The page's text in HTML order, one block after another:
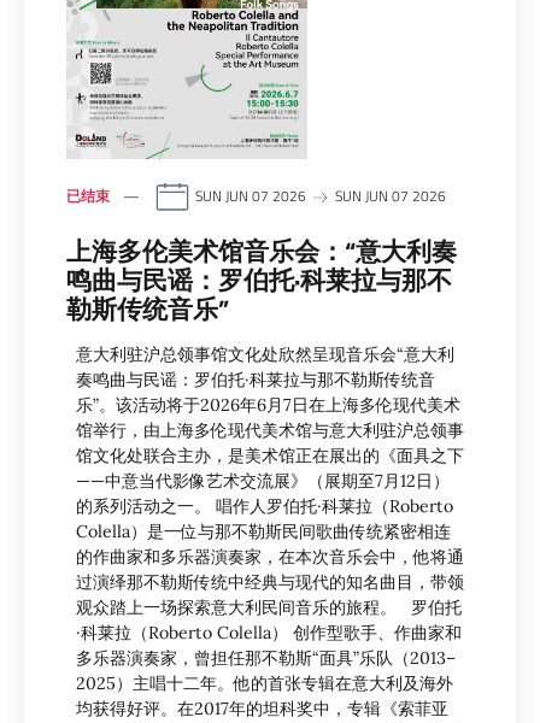
已结束 SUN JUN 07 2026 SUN JUN 07 2026
上海多伦美术馆音乐会：“意大利奏
鸣曲与民谣：罗伯托·科莱拉与那不
勒斯传统音乐”
意大利驻沪总领事馆文化处欣然呈现音乐会“意大利
奏鸣曲与民谣：罗伯托·科莱拉与那不勒斯传统音
乐”。该活动将于2026年6月7日在上海多伦现代美术
馆举行，由上海多伦现代美术馆与意大利驻沪总领事
馆文化处联合主办，是美术馆正在展出的《面具之下
——中意当代影像艺术交流展》（展期至7月12日）
的系列活动之一。 唱作人罗伯托·科莱拉（Roberto
Colella）是一位与那不勒斯民间歌曲传统紧密相连
的作曲家和多乐器演奏家，在本次音乐会中，他将通
过演绎那不勒斯传统中经典与现代的知名曲目，带领
观众踏上一场探索意大利民间音乐的旅程。 罗伯托
·科莱拉（Roberto Colella） 创作型歌手、作曲家和
多乐器演奏家，曾担任那不勒斯“面具”乐队（2013–
2025）主唱十二年。他的首张专辑在意大利及海外
均获得好评。在2017年的坦科奖中，专辑《索菲亚